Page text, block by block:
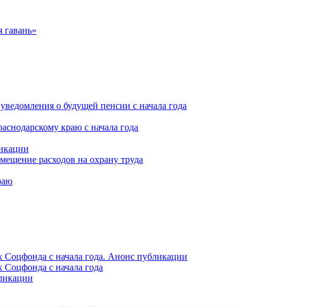
о будущей пенсии с начала года
краю с начала года
расходов на охрану труда
Соцфонда с начала года. Анонс публикации
с начала года